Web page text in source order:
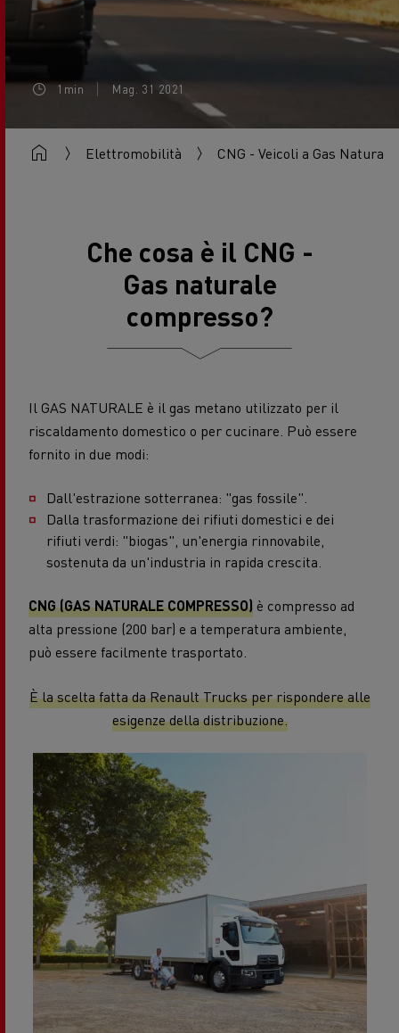
1min Mag. 31 2021
Elettromobilità CNG - Veicoli a Gas Naturale
Che cosa è il CNG -
Gas naturale
compresso?
Il GAS NATURALE è il gas metano utilizzato per il
riscaldamento domestico o per cucinare. Può essere
fornito in due modi:
Dall'estrazione sotterranea: "gas fossile".
Dalla trasformazione dei rifiuti domestici e dei
rifiuti verdi: "biogas", un'energia rinnovabile,
sostenuta da un'industria in rapida crescita.
CNG (GAS NATURALE COMPRESSO) è compresso ad
alta pressione (200 bar) e a temperatura ambiente,
può essere facilmente trasportato.
È la scelta fatta da Renault Trucks per rispondere alle
esigenze della distribuzione.